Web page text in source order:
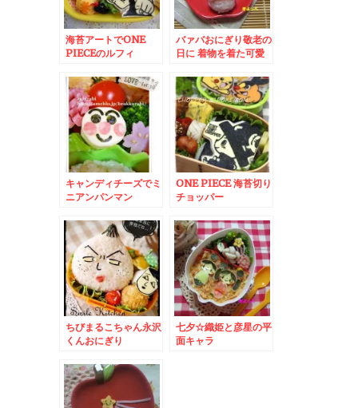
海苔アートでONE
PIECEのルフィ
バァバおにぎり敬老の
日に 着物を着た可愛
キャンディチーズでミ
ニアンパンマン
ONE PIECE 海苔切り
チョッパー
ちびまるこちゃん永沢
くんおにぎり
七夕☆織姫と彦星の平
面キャラ